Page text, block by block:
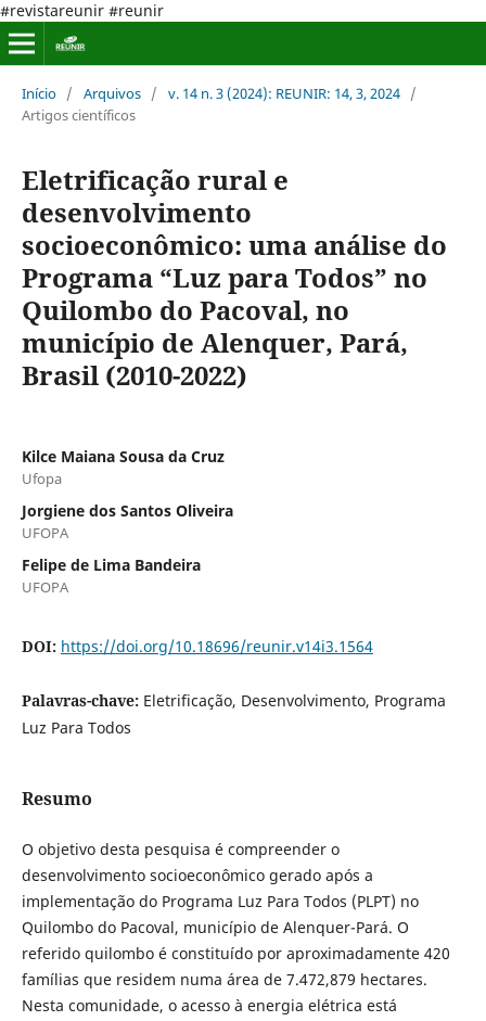
#revistareunir #reunir
Início / Arquivos / v. 14 n. 3 (2024): REUNIR: 14, 3, 2024 /
Artigos científicos
Eletrificação rural e
desenvolvimento
socioeconômico: uma análise do
Programa “Luz para Todos” no
Quilombo do Pacoval, no
município de Alenquer, Pará,
Brasil (2010-2022)
Kilce Maiana Sousa da Cruz
Ufopa
Jorgiene dos Santos Oliveira
UFOPA
Felipe de Lima Bandeira
UFOPA
DOI: https://doi.org/10.18696/reunir.v14i3.1564
Palavras-chave: Eletrificação, Desenvolvimento, Programa
Luz Para Todos
Resumo
O objetivo desta pesquisa é compreender o
desenvolvimento socioeconômico gerado após a
implementação do Programa Luz Para Todos (PLPT) no
Quilombo do Pacoval, município de Alenquer-Pará. O
referido quilombo é constituído por aproximadamente 420
famílias que residem numa área de 7.472,879 hectares.
Nesta comunidade, o acesso à energia elétrica está